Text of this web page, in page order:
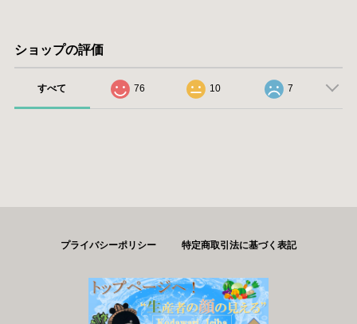
ショップの評価
すべて 76 10 7
プライバシーポリシー 特定商取引法に基づく表記